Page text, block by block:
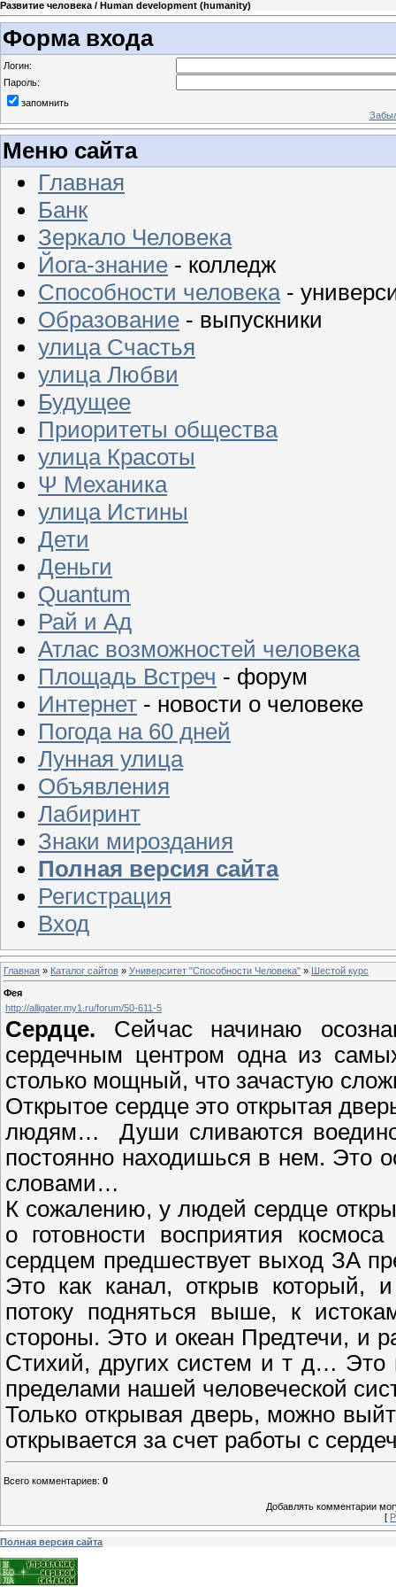
Развитие человека / Human development (humanity)
Форма входа
Логин:
Пароль:
запомнить
Меню сайта
Главная
Банк
Зеркало Человека
Йога-знание - колледж
Способности человека-
Образование - выпускники
улица Счастья
улица Любви
Будущее
Приоритеты общества
улица Красоты
Ψ Механика
улица Истины
Дети
Деньги
Quantum
Рай и Ад
Атлас возможностей человека
Площадь Встреч - форум
Интернет - новости о человеке
Погода на 60 дней
Лунная улица
Объявления
Лабиринт
Знаки мироздания
Полная версия сайта
Регистрация
Вход
Главная » Каталог сайтов » Университет "Способности Человека" » Шестой курс
Фея
http://alligater.my1.ru/forum/50-611-5
Сердце. Сейчас начинаю
сердечным центром одна из
столько мощный, что зачастую
Открытое сердце это открытая
людям… Души сливаются
постоянно находишься в нем. Это
словами…
К сожалению, у людей сердце
о готовности восприятия
сердцем предшествует выход ЗА
Это как канал, открыв который,
потоку подняться выше, к
стороны. Это и океан Предтечи, и
Стихий, других систем и т д… Это
пределами нашей человеческой
Только открывая дверь, можно
открывается за счет работы с
Всего комментариев: 0
Добавлять комментарии
[
Полная версия сайта